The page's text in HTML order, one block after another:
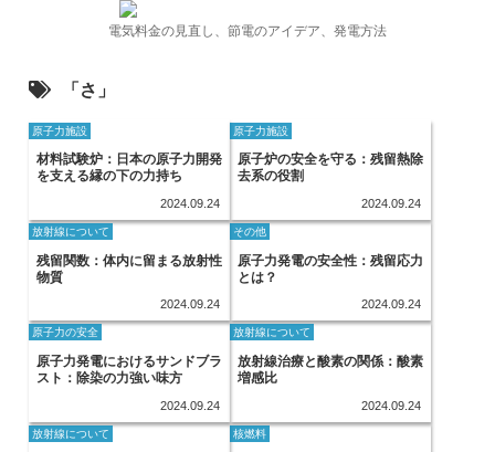
電気料金の見直し、節電のアイデア、発電方法
「さ」
原子力施設
材料試験炉：日本の原子力開発
を支える縁の下の力持ち
2024.09.24
原子力施設
原子炉の安全を守る：残留熱除
去系の役割
2024.09.24
放射線について
残留関数：体内に留まる放射性
物質
2024.09.24
その他
原子力発電の安全性：残留応力
とは？
2024.09.24
原子力の安全
原子力発電におけるサンドブラ
スト：除染の力強い味方
2024.09.24
放射線について
放射線治療と酸素の関係：酸素
増感比
2024.09.24
放射線について 核燃料